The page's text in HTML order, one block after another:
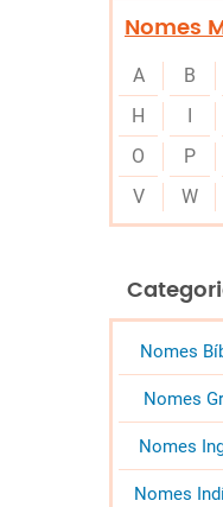
Nomes
A B
H
I
O
P
V
W
Nomes
Nomes
Nomes
Nomes